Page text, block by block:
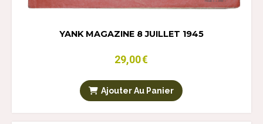
YANK MAGAZINE 8 JUILLET 1945
29,00€
Ajouter Au Panier